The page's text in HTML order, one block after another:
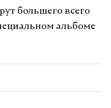
большего всего
альбоме